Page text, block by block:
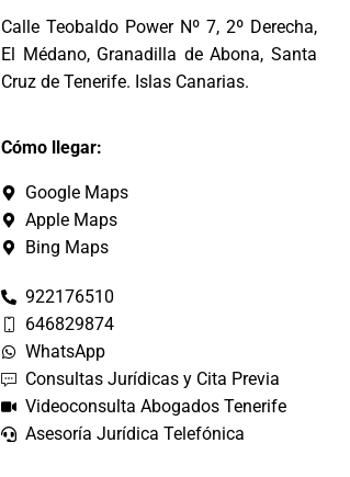
Calle Teobaldo Power Nº 7, 2º Derecha,
El Médano, Granadilla de Abona, Santa
Cruz de Tenerife. Islas Canarias.
Cómo llegar:
Google Maps
Apple Maps
Bing Maps
922176510
646829874
WhatsApp
Consultas Jurídicas y Cita Previa
Videoconsulta Abogados Tenerife
Asesoría Jurídica Telefónica